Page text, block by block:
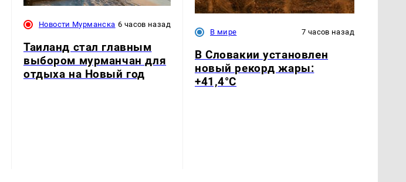
Новости Мурманска 6 часов назад
Таиланд стал главным
выбором мурманчан для
отдыха на Новый год
В мире 7 часов назад
В Словакии установлен
новый рекорд жары:
+41,4°С